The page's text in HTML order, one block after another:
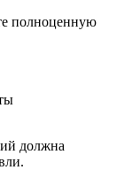
полноценную
должна